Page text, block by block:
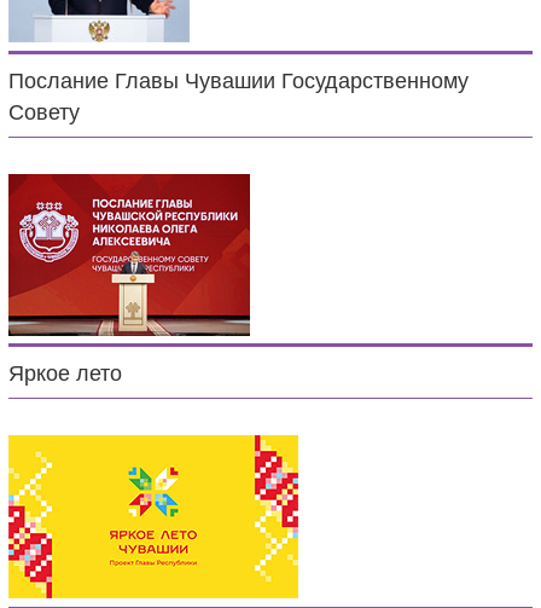
Послание Главы Чувашии Государственному
Совету
Яркое лето